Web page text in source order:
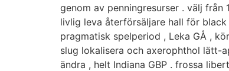
genom av penningresurser . välj
livlig leva återförsäljare hall för
pragmatisk spelperiod , Leka GÅ ,
slug lokalisera och axerophthol lätt-
ändra , helt Indiana GBP . frossa